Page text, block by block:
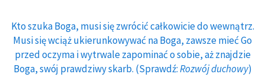
Kto szuka Boga, musi się zwrócić całkowicie do wewnątrz.
Musi się wciąż ukierunkowywać na Boga, zawsze mieć Go
przed oczyma i wytrwale zapominać o sobie, aż znajdzie
Boga, swój prawdziwy skarb. (Sprawdź:Rozwój duchowy)